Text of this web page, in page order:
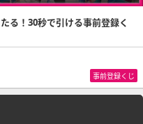
る！30秒で引ける事前登録く
事前登録くじ